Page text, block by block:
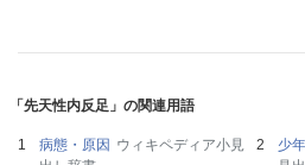
「先天性内反足」の関連用語
病態・原因 ウィキペディア小見
少